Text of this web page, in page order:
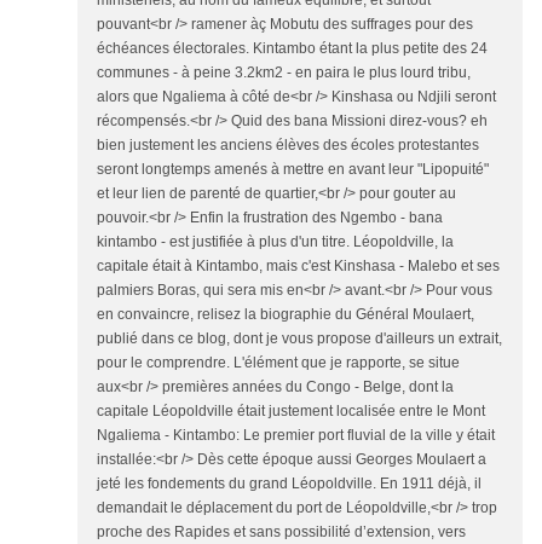
pouvant<br /> ramener àç Mobutu des suffrages pour des
échéances électorales. Kintambo étant la plus petite des 24
communes - à peine 3.2km2 - en paira le plus lourd tribu,
alors que Ngaliema à côté de<br /> Kinshasa ou Ndjili seront
récompensés.<br /> Quid des bana Missioni direz-vous? eh
bien justement les anciens élèves des écoles protestantes
seront longtemps amenés à mettre en avant leur "Lipopuité"
et leur lien de parenté de quartier,<br /> pour gouter au
pouvoir.<br /> Enfin la frustration des Ngembo - bana
kintambo - est justifiée à plus d'un titre. Léopoldville, la
capitale était à Kintambo, mais c'est Kinshasa - Malebo et ses
palmiers Boras, qui sera mis en<br /> avant.<br /> Pour vous
en convaincre, relisez la biographie du Général Moulaert,
publié dans ce blog, dont je vous propose d'ailleurs un extrait,
pour le comprendre. L'élément que je rapporte, se situe
aux<br /> premières années du Congo - Belge, dont la
capitale Léopoldville était justement localisée entre le Mont
Ngaliema - Kintambo: Le premier port fluvial de la ville y était
installée:<br /> Dès cette époque aussi Georges Moulaert a
jeté les fondements du grand Léopoldville. En 1911 déjà, il
demandait le déplacement du port de Léopoldville,<br /> trop
proche des Rapides et sans possibilité d’extension, vers